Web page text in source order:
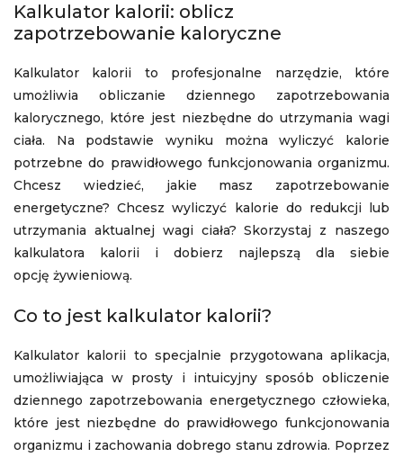
Kalkulator kalorii: oblicz
zapotrzebowanie kaloryczne
Kalkulator kalorii to profesjonalne narzędzie, które
umożliwia obliczanie dziennego zapotrzebowania
kalorycznego, które jest niezbędne do utrzymania wagi
ciała. Na podstawie wyniku można wyliczyć kalorie
potrzebne do prawidłowego funkcjonowania organizmu.
Chcesz wiedzieć, jakie masz zapotrzebowanie
energetyczne? Chcesz wyliczyć kalorie do redukcji lub
utrzymania aktualnej wagi ciała? Skorzystaj z naszego
kalkulatora kalorii i dobierz najlepszą dla siebie
opcję żywieniową.
Co to jest kalkulator kalorii?
Kalkulator kalorii to specjalnie przygotowana aplikacja,
umożliwiająca w prosty i intuicyjny sposób obliczenie
dziennego zapotrzebowania energetycznego człowieka,
które jest niezbędne do prawidłowego funkcjonowania
organizmu i zachowania dobrego stanu zdrowia. Poprzez